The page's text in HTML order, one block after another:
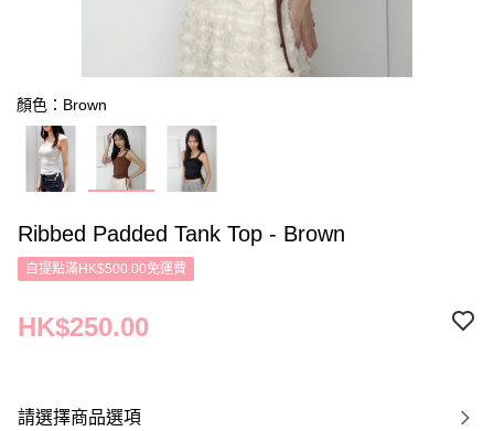
顏色：Brown
Ribbed Padded Tank Top - Brown
自提點滿HK$500.00免運費
HK$250.00
請選擇商品選項